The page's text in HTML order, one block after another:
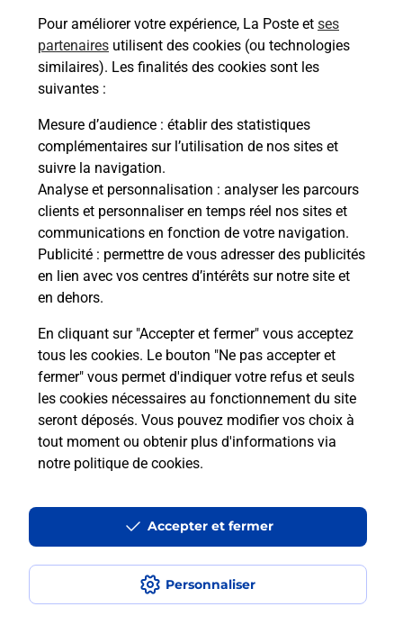
Pour améliorer votre expérience, La Poste et ses
partenaires utilisent des cookies (ou technologies
similaires). Les finalités des cookies sont les
suivantes :
Mesure d’audience : établir des statistiques
complémentaires sur l’utilisation de nos sites et
suivre la navigation.
Analyse et personnalisation : analyser les parcours
clients et personnaliser en temps réel nos sites et
communications en fonction de votre navigation.
Publicité : permettre de vous adresser des publicités
en lien avec vos centres d’intérêts sur notre site et
en dehors.
En cliquant sur "Accepter et fermer" vous acceptez
tous les cookies. Le bouton "Ne pas accepter et
fermer" vous permet d'indiquer votre refus et seuls
les cookies nécessaires au fonctionnement du site
seront déposés. Vous pouvez modifier vos choix à
tout moment ou obtenir plus d'informations via
notre politique de cookies.
Personnaliser
Accepter et fermer
La téléassistance classique avec
médaillon d’alarme qu’est ce que
c’est ?
Comment fonctionne la
téléassistance classique ?
Comment est installée la
téléassistance classique ?
Localiser Liste
Liste - téléassistance
Bas-Rhin - téléassistance
Entzheim - téléassistance
Accessibilité : partiellement conforme
Conditions contractuelles
Mentions légales